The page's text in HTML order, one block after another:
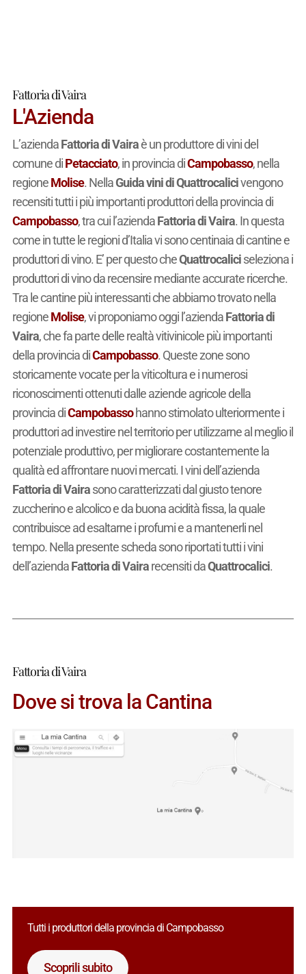
Fattoria di Vaira
L'Azienda
L’aziendaFattoria di Vairaè un produttore di vini del
comune diPetacciato, in provincia diCampobasso, nella
regioneMolise. NellaGuida vini di Quattrocalicivengono
recensiti tutti i più importanti produttori della provincia di
Campobasso, tra cui l’aziendaFattoria di Vaira. In questa
come in tutte le regioni d’Italia vi sono centinaia di cantine e
produttori di vino. E’ per questo cheQuattrocaliciseleziona i
produttori di vino da recensire mediante accurate ricerche.
Tra le cantine più interessanti che abbiamo trovato nella
regioneMolise, vi proponiamo oggi l’aziendaFattoria di
Vaira, che fa parte delle realtà vitivinicole più importanti
della provincia diCampobasso. Queste zone sono
storicamente vocate per la viticoltura e i numerosi
riconoscimenti ottenuti dalle aziende agricole della
provincia diCampobassohanno stimolato ulteriormente i
produttori ad investire nel territorio per utilizzarne al meglio il
potenziale produttivo, per migliorare costantemente la
qualità ed affrontare nuovi mercati. I vini dell’azienda
Fattoria di Vairasono caratterizzati dal giusto tenore
zuccherino e alcolico e da buona acidità fissa, la quale
contribuisce ad esaltarne i profumi e a mantenerli nel
tempo. Nella presente scheda sono riportati tutti i vini
dell’aziendaFattoria di Vairarecensiti daQuattrocalici.
Fattoria di Vaira
Dove si trova la Cantina
Tutti i produttori della provincia di Campobasso
Scoprili subito